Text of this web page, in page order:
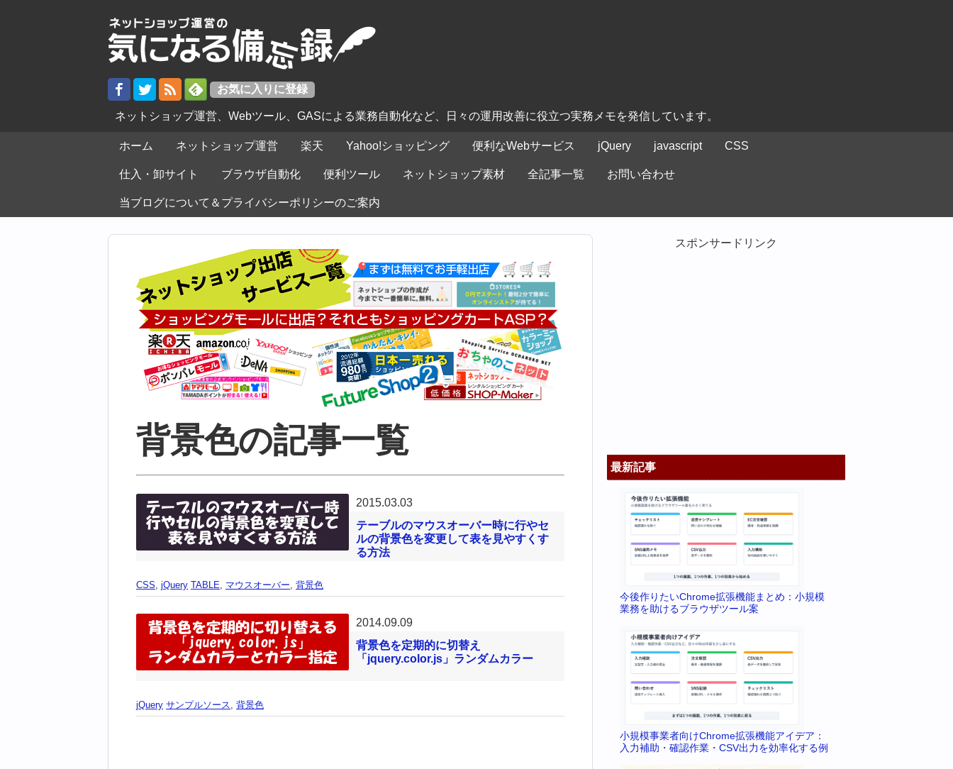
ネットショップ運営、Webツール、GASによる業務自動化など、日々の運用改善に役立つ実務メモを発信しています。
ホーム ネットショップ運営 楽天 Yahoo!ショッピング 便利なWebサービス jQuery javascript CSS
仕入・卸サイト ブラウザ自動化 便利ツール ネットショップ素材 全記事一覧 お問い合わせ
当ブログについて＆プライバシーポリシーのご案内
背景色の記事一覧
2015.03.03
テーブルのマウスオーバー時に行やセ
ルの背景色を変更して表を見やすくす
る方法
CSS, jQuery TABLE, マウスオーバー, 背景色
2014.09.09
背景色を定期的に切替え
「jquery.color.js」ランダムカラー
jQuery サンプルソース, 背景色
スポンサードリンク
最新記事
今後作りたいChrome拡張機能まとめ：小規模
業務を助けるブラウザツール案
小規模事業者向けChrome拡張機能アイデア：
入力補助・確認作業・CSV出力を効率化する例